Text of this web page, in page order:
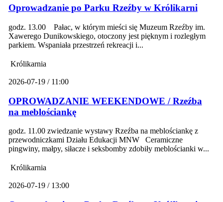
Oprowadzanie po Parku Rzeźby w Królikarni
godz. 13.00 Pałac, w którym mieści się Muzeum Rzeźby im.
Xawerego Dunikowskiego, otoczony jest pięknym i rozległym
parkiem. Wspaniała przestrzeń rekreacji i...
Królikarnia
2026-07-19 / 11:00
OPROWADZANIE WEEKENDOWE / Rzeźba
na meblościankę
godz. 11.00 zwiedzanie wystawy Rzeźba na meblościankę z
przewodniczkami Działu Edukacji MNW Ceramiczne
pingwiny, małpy, siłacze i seksbomby zdobiły meblościanki w...
Królikarnia
2026-07-19 / 13:00